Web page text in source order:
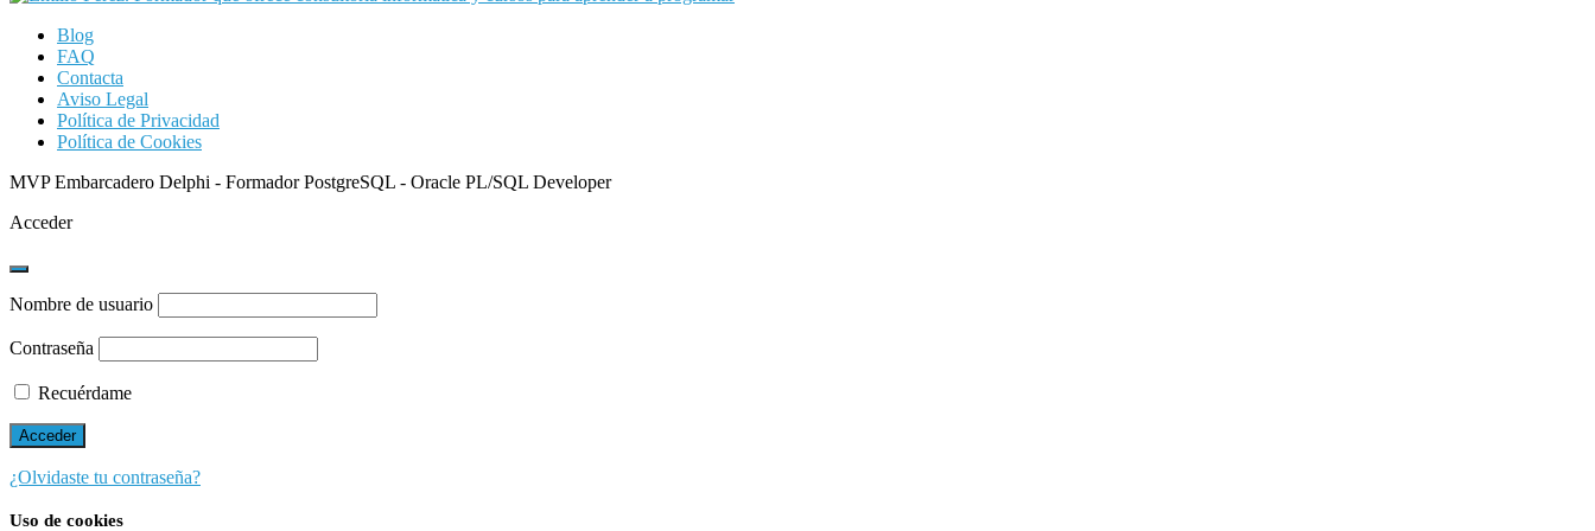
Blog
FAQ
Contacta
Aviso Legal
Política de Privacidad
Política de Cookies
MVP Embarcadero Delphi - Formador PostgreSQL - Oracle PL/SQL Developer
Acceder
Nombre de usuario
Contraseña
Recuérdame
¿Olvidaste tu contraseña?
Uso de cookies